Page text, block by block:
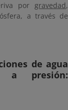
por gravedad,
a través de
de agua
a presión: